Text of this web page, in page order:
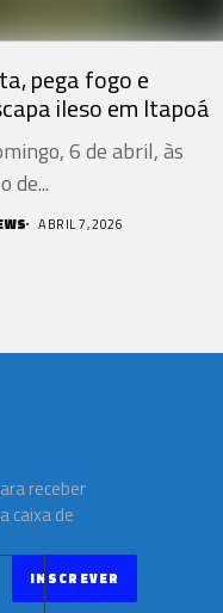
pega fogo e
ileso em Itapoá
6 de abril, às
de...
ABRIL 7, 2026
receber
caixa de